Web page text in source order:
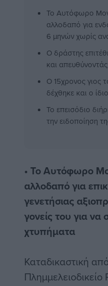
Το Αυτόφωρο
αλλοδαπό για
6 μηνών χωρίς
Ο δράστης
και
Ο 15χρονος γιος
δέχθηκε και ο
Το επεισόδιο
την ειδοποίηση
• Το Αυτόφωρο
αλλοδαπό για
γενετήσιας
γονείς του για να
χτυπήματα
Καταδικαστική